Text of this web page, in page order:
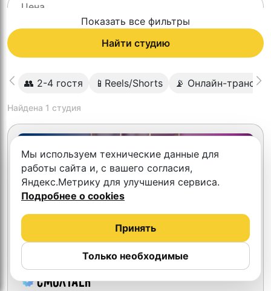
Показать все фильтры
Найти студию
👥 2-4 гостя 📱Reels/Shorts 📡 Онлайн-
Найдена 1 студия
СмолTalk
Мы используем технические данные для
работы сайта и, с вашего согласия,
Яндекс.Метрику для улучшения сервиса.
Подробнее о cookies
Только необходимые
Принять